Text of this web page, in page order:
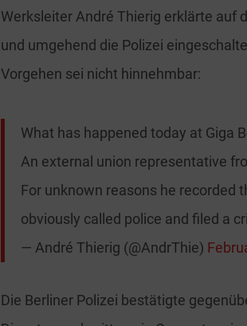
Werksleiter André Thierig erklärte auf
und umgehend die Polizei
Vorgehen sei nicht hinnehmbar:
What has happened today at Giga
An external union representative
For unknown reasons he recorded
obviously called police and filed a
— André Thierig (@AndrThie)
Die Berliner Polizei bestätigte